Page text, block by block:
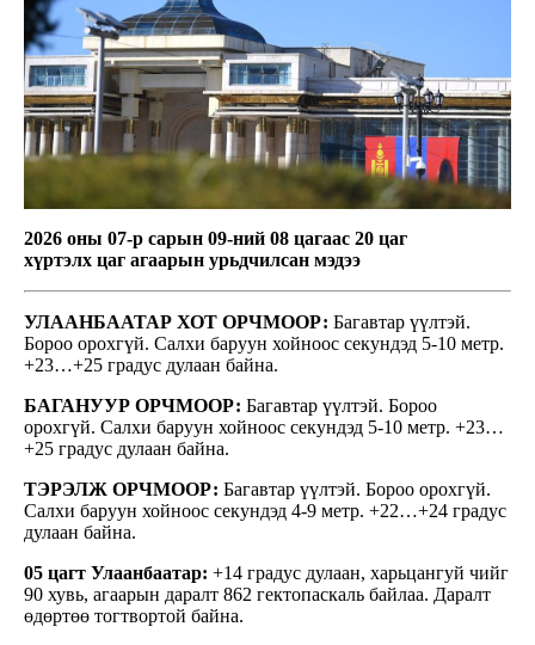
2026 оны 07-р сарын 09-ний 08 цагаас 20 цаг
хүртэлх цаг агаарын урьдчилсан мэдээ
УЛААНБААТАР ХОТ ОРЧМООР: Багавтар үүлтэй.
Бороо орохгүй. Салхи баруун хойноос секундэд 5-10 метр.
+23…+25 градус дулаан байна.
БАГАНУУР ОРЧМООР: Багавтар үүлтэй. Бороо
орохгүй. Салхи баруун хойноос секундэд 5-10 метр. +23…
+25 градус дулаан байна.
ТЭРЭЛЖ ОРЧМООР: Багавтар үүлтэй. Бороо орохгүй.
Салхи баруун хойноос секундэд 4-9 метр. +22…+24 градус
дулаан байна.
05 цагт Улаанбаатар: +14 градус дулаан, харьцангуй чийг
90 хувь, агаарын даралт 862 гектопаскаль байлаа. Даралт
өдөртөө тогтвортой байна.